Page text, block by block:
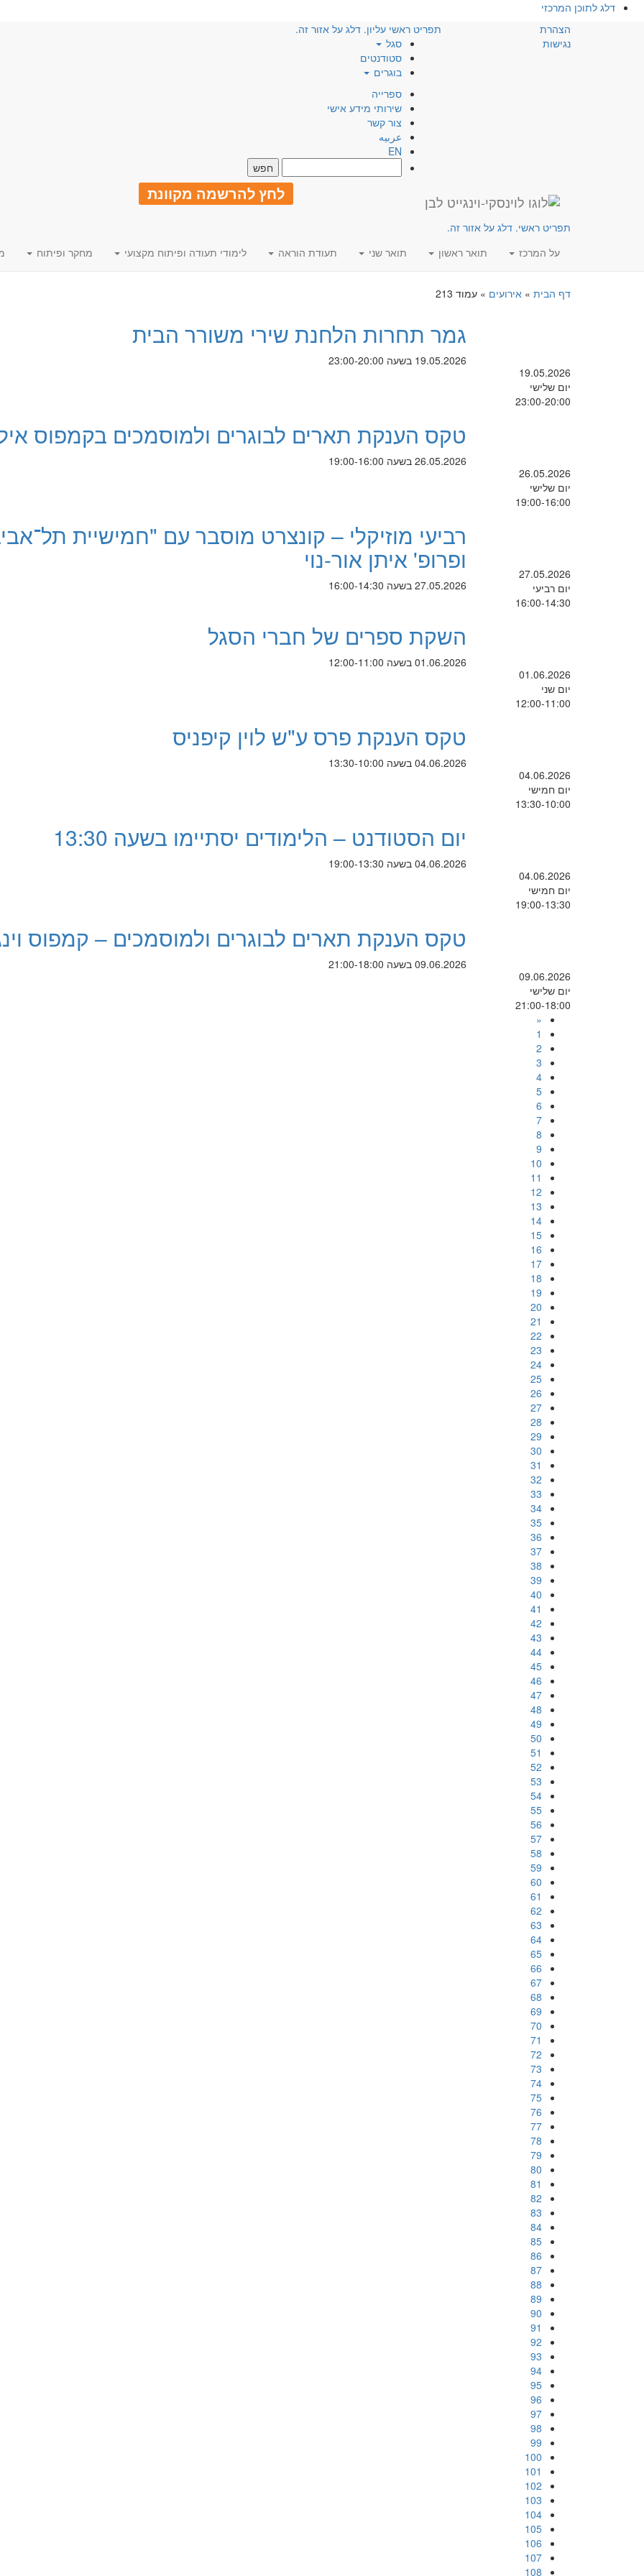
דלג לתוכן המרכזי
הצהרת
נגישות
תפריט ראשי עליון. דלג על אזור זה.
סגל
סטודנטים
בוגרים
ספרייה
שירותי מידע אישי
צור קשר
عربيه
EN
לחץ להרשמה מקוונת
תפריט ראשי. דלג על אזור זה.
על המרכז
תואר ראשון תואר שני תעודת הוראה לימודי תעודה ופיתוח מקצועי מחקר ופיתוח
דף הבית » אירועים » עמוד 213
19.05.2026
יום שלישי
23:00-20:00
גמר תחרות הלחנת שירי משורר הבית
19.05.2026 בשעה 23:00-20:00
26.05.2026
יום שלישי
19:00-16:00
טקס הענקת תארים לבוגרים ולמוסמכים בקמפוס
26.05.2026 בשעה 19:00-16:00
27.05.2026
יום רביעי
16:00-14:30
רביעי מוזיקלי – קונצרט מוסבר עם "חמישיית
ופרופ' איתן אור-נוי
27.05.2026 בשעה 16:00-14:30
01.06.2026
יום שני
12:00-11:00
השקת ספרים של חברי הסגל
01.06.2026 בשעה 12:00-11:00
04.06.2026
יום חמישי
13:30-10:00
טקס הענקת פרס ע"ש לוין קיפניס
04.06.2026 בשעה 13:30-10:00
04.06.2026
יום חמישי
19:00-13:30
יום הסטודנט – הלימודים יסתיימו בשעה 13:30
04.06.2026 בשעה 19:00-13:30
09.06.2026
יום שלישי
21:00-18:00
טקס הענקת תארים לבוגרים ולמוסמכים – קמפוס
09.06.2026 בשעה 21:00-18:00
«
1
2
3
4
5
6
7
8
9
10
11
12
13
14
15
16
17
18
19
20
21
22
23
24
25
26
27
28
29
30
31
32
33
34
35
36
37
38
39
40
41
42
43
44
45
46
47
48
49
50
51
52
53
54
55
56
57
58
59
60
61
62
63
64
65
66
67
68
69
70
71
72
73
74
75
76
77
78
79
80
81
82
83
84
85
86
87
88
89
90
91
92
93
94
95
96
97
98
99
100
101
102
103
104
105
106
107
108